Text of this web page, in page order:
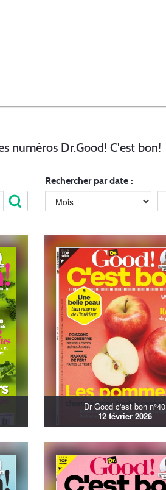
numéros Dr.Good! C'est bon!
Rechercher par date :
Dr Good c'est bon n°40
12 février 2026